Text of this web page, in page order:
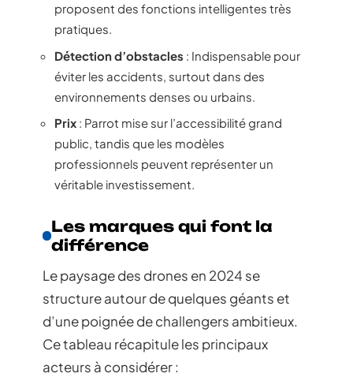
proposent des fonctions intelligentes très
pratiques.
Détection d’obstacles : Indispensable pour
éviter les accidents, surtout dans des
environnements denses ou urbains.
Prix : Parrot mise sur l’accessibilité grand
public, tandis que les modèles
professionnels peuvent représenter un
véritable investissement.
Les marques qui font la
différence
Le paysage des drones en 2024 se
structure autour de quelques géants et
d’une poignée de challengers ambitieux.
Ce tableau récapitule les principaux
acteurs à considérer :